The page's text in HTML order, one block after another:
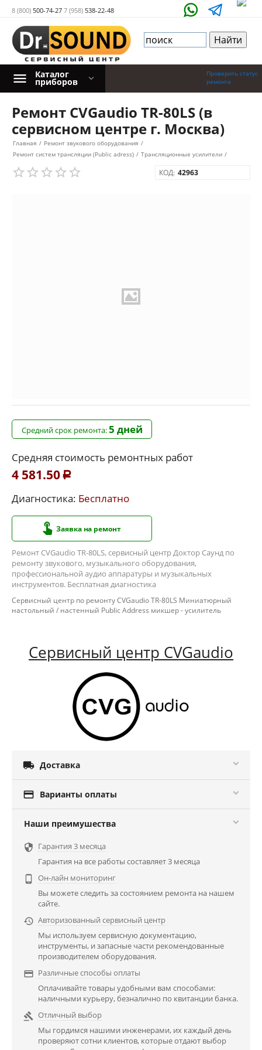
8 (800) 500-74-27 7 (958) 538-22-48
Проверить статус
ремонта
Каталог
приборов
Ремонт CVGaudio TR-80LS (в
сервисном центре г. Москва)
Главная / Ремонт звукового оборудования /
Ремонт систем трансляции (Public adress) / Трансляционные усилители /
КОД: 42963
Средний срок ремонта:5 дней
Средняя стоимость ремонтных работ
4 581.50 Р
Диагностика: Бесплатно
Заявка на ремонт
Ремонт CVGaudio TR-80LS, сервисный центр Доктор Саунд по
ремонту звукового, музыкального оборудования,
профессиональной аудио аппаратуры и музыкальных
инструментов. Бесплатная диагностика
Сервисный центр по ремонту CVGaudio TR-80LS Миниатюрный
настольный / настенный Public Address микшер - усилитель
Сервисный центр CVGaudio
 Доставка
 Варианты оплаты
Наши преимушества
 Гарантия 3 месяца
Гарантия на все работы составляет 3 месяца

Он-лайн мониторинг
Вы можете следить за состоянием ремонта на нашем
сайте.
 Авторизованный сервисный центр
Мы используем сервисную документацию,
инструменты, и запасные части рекомендованные
производителем оборудования.
 Различные способы оплаты
Оплачивайте товары удобными вам способами:
наличными курьеру, безналично по квитанции банка.
 Отличный выбор
Мы гордимся нашими инженерами, их каждый день
проверяют сотни клиентов, которые отдают выбор